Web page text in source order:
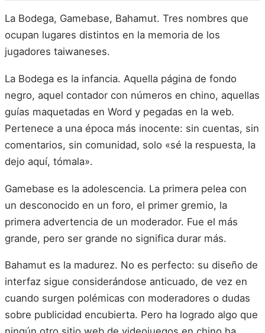
La Bodega, Gamebase, Bahamut. Tres nombres que
ocupan lugares distintos en la memoria de los
jugadores taiwaneses.
La Bodega es la infancia. Aquella página de fondo
negro, aquel contador con números en chino, aquellas
guías maquetadas en Word y pegadas en la web.
Pertenece a una época más inocente: sin cuentas, sin
comentarios, sin comunidad, solo «sé la respuesta, la
dejo aquí, tómala».
Gamebase es la adolescencia. La primera pelea con
un desconocido en un foro, el primer gremio, la
primera advertencia de un moderador. Fue el más
grande, pero ser grande no significa durar más.
Bahamut es la madurez. No es perfecto: su diseño de
interfaz sigue considerándose anticuado, de vez en
cuando surgen polémicas con moderadores o dudas
sobre publicidad encubierta. Pero ha logrado algo que